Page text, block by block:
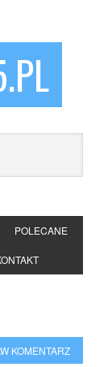
POLECANE
KOMENTARZ